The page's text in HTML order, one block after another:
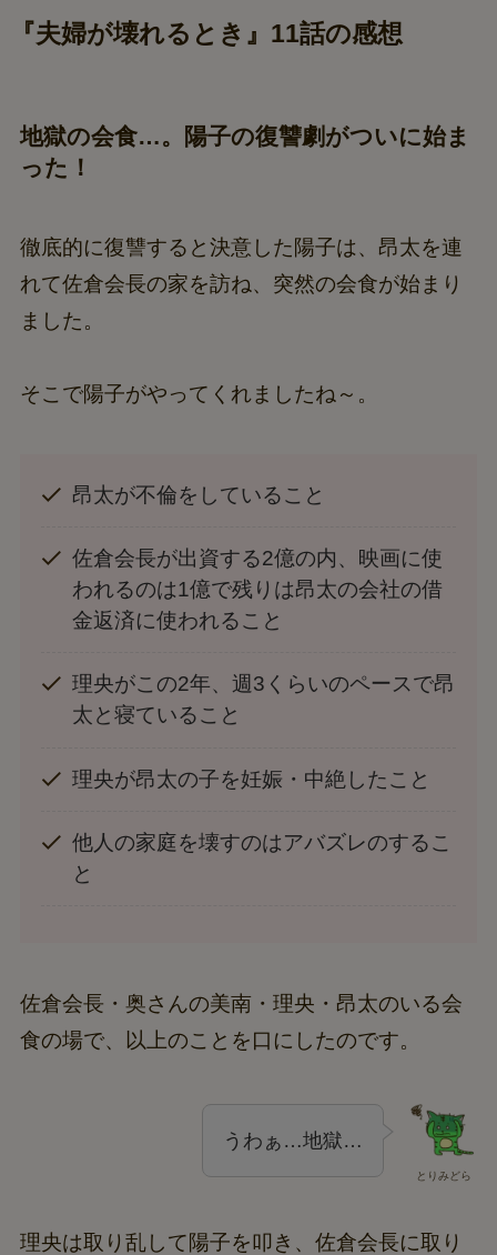
『夫婦が壊れるとき』 11話の感想
地獄の会食…。陽子の復讐劇がついに始ま
った！
徹底的に復讐すると決意した陽子は、昂太を連
れて佐倉会長の家を訪ね、突然の会食が始まり
ました。
そこで陽子がやってくれましたね～。
昂太が不倫をしていること
佐倉会長が出資する2億の内、映画に使
われるのは1億で残りは昂太の会社の借
金返済に使われること
理央がこの2年、週3くらいのペースで昂
太と寝ていること
理央が昂太の子を妊娠・中絶したこと
他人の家庭を壊すのはアバズレのするこ
と
佐倉会長・奥さんの美南・理央・昂太のいる会
食の場で、以上のことを口にしたのです。
とりみどら
うわぁ…地獄…
理央は取り乱して陽子を叩き、佐倉会長に取り